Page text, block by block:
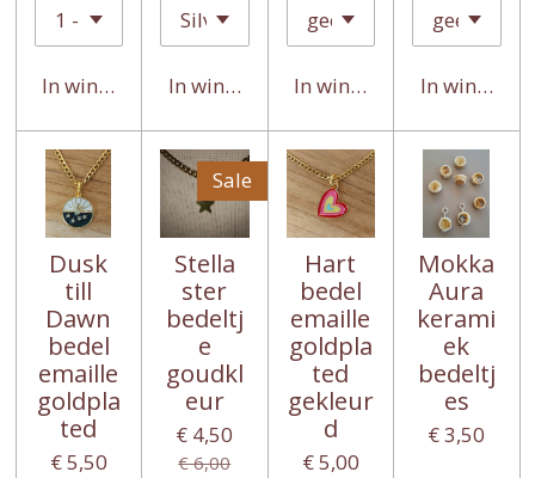
In winkelwagenIn winkelwagenIn winkelwagen
In
Dusk
till
Dawn
bedel
emaille
goldpla
ted
€ 5,50
Sale
Stella
ster
bedeltj
e
goudkl
eur
€ 4,50
€ 6,00
Hart
bedel
emaille
goldpla
ted
gekleur
d
€ 5,00
Mokka
Aura
kerami
ek
bedeltj
es
€ 3,50